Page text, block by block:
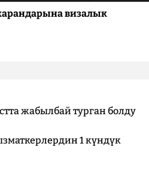
визалык
жабылбай турган болду
1 күндүк